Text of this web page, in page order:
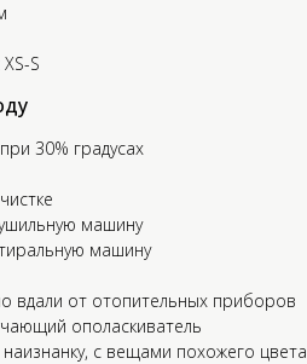
S
30% градусах
машину
машину
вдали от отопительных приборов
ополаскиватель
с вещами похожего цвета